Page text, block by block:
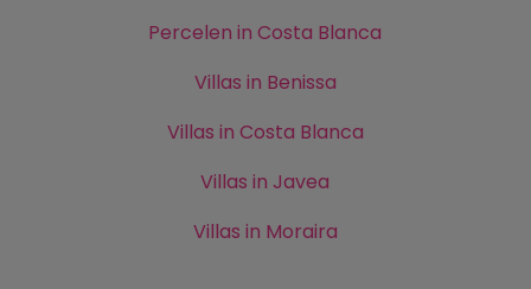
Percelen in Costa Blanca
Villas in Benissa
Villas in Costa Blanca
Villas in Javea
Villas in Moraira